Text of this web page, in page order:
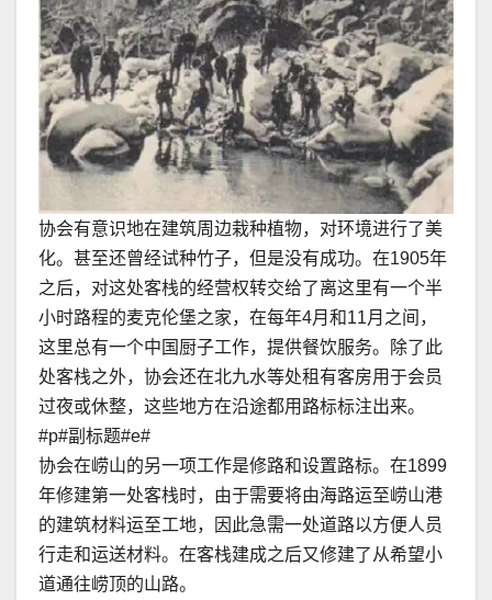
协会有意识地在建筑周边栽种植物，对环境进行了美
化。甚至还曾经试种竹子，但是没有成功。在1905年
之后，对这处客栈的经营权转交给了离这里有一个半
小时路程的麦克伦堡之家，在每年4月和11月之间，
这里总有一个中国厨子工作，提供餐饮服务。除了此
处客栈之外，协会还在北九水等处租有客房用于会员
过夜或休整，这些地方在沿途都用路标标注出来。
#p#副标题#e#
协会在崂山的另一项工作是修路和设置路标。在1899
年修建第一处客栈时，由于需要将由海路运至崂山港
的建筑材料运至工地，因此急需一处道路以方便人员
行走和运送材料。在客栈建成之后又修建了从希望小
道通往崂顶的山路。